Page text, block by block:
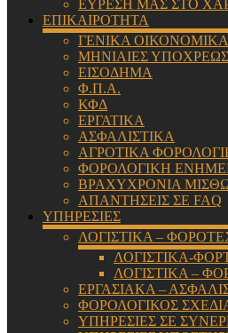
ΕΥΡΕΣΗ ΜΑΣ ΣΤΟ
ΕΠΙΚΑΙΡΟΤΗΤΑ
ΓΕΝΙΚΑ
ΜΗΝΙΑΙΕΣ
ΕΙΣΟΔΗΜΑ
Φ.Π.Α.
ΚΦΔ
ΕΡΓΑΤΙΚΑ
ΑΣΦΑΛΙΣΤΙΚΑ
ΑΓΡΟΤΙΚΑ
ΦΟΡΟΛΟΓΙΚΗ
ΒΡΑΧΥΧΡΟΝΙΑ
ΑΠΑΝΤΗΣΕΙΣ ΣΕ FAQ
ΥΠΗΡΕΣΙΕΣ
ΛΟΓΙΣΤΙΚΑ –
ΛΟΓΙΣΤΙΚΑ-
ΛΟΓΙΣΤΙΚΑ –
ΕΡΓΑΣΙΑΚΑ –
ΦΟΡΟΛΟΓΙΚΟΣ
ΥΠΗΡΕΣΙΕΣ ΣΕ